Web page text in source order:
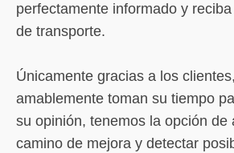
perfectamente informado y
de transporte.
Únicamente gracias a los
amablemente toman su tiempo
su opinión, tenemos la opción de
camino de mejora y detectar